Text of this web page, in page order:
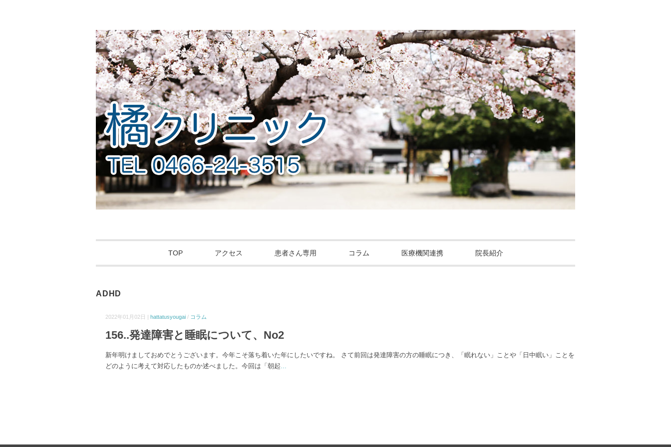
TOP アクセス 患者さん専用 コラム 医療機関連携 院長紹介
ADHD
2022年01月02日 | hattatusyougai / コラム
156..発達障害と睡眠について、No2
新年明けましておめでとうございます。今年こそ落ち着いた年にしたいですね。 さて前回は発達障害の方の睡眠につき、「眠れない」ことや「日中眠い」ことを
どのように考えて対応したものか述べました。今回は「朝起...